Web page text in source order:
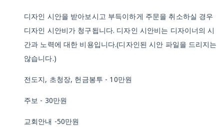
디자인 시안을 받아보시고 부득이하게 주문을 취소하실 경우
디자인 시안비가 청구됩니다. 디자인 시안비는 디자이너의 시
간과 노력에 대한 비용입니다.(디자인된 시안 파일을 드리지는
않습니다.)
전도지, 초청장, 헌금봉투 - 10만원
주보 - 30만원
교회안내 -50만원